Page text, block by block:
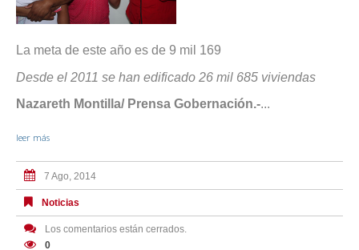
La meta de este año es de 9 mil 169
Desde el 2011 se han edificado 26 mil 685 viviendas
Nazareth Montilla/ Prensa Gobernación.-...
leer más
7 Ago, 2014
Noticias
Los comentarios están cerrados.
0